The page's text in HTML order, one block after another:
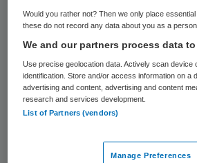
nodig en gewenst is.
Patiënt zelf laten
Onze aanpak bestaat uit het
projecten gericht op minder
verpleegkundige
Would you rather not? Then we only place
these do not record any data about you as a person
We and our partners process data
Use precise geolocation data. Actively scan device
identification. Store and/or access information on a
advertising and content, advertising and content
research and services development.
List of Partners (vendors)
Manage Preferences